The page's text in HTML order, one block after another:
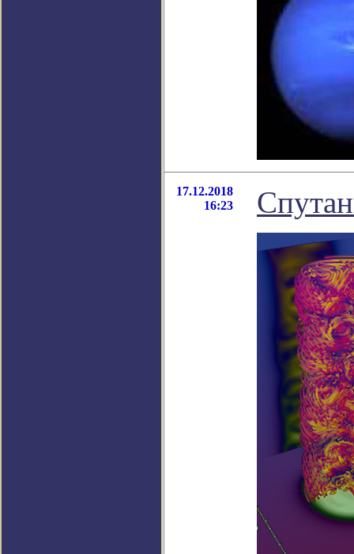
17.12.2018
16:23